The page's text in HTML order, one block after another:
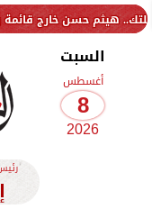
حسن خارج قائمة ريال
السبت
أغسطس
8
2026